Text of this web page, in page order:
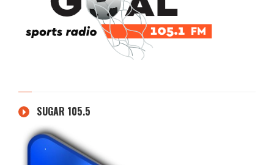
SUGAR 105.5